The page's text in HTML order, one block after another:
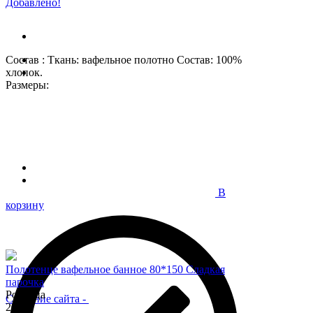
Состав : Ткань: вафельное полотно Состав: 100%
хлопок.
Размеры:
В
корзину
Полотенце вафельное банное 80*150 Сладкая
парочка
Розница
200
Создание сайта -